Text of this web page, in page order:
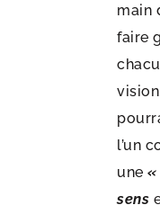
main
faire
l’un
une«
sens